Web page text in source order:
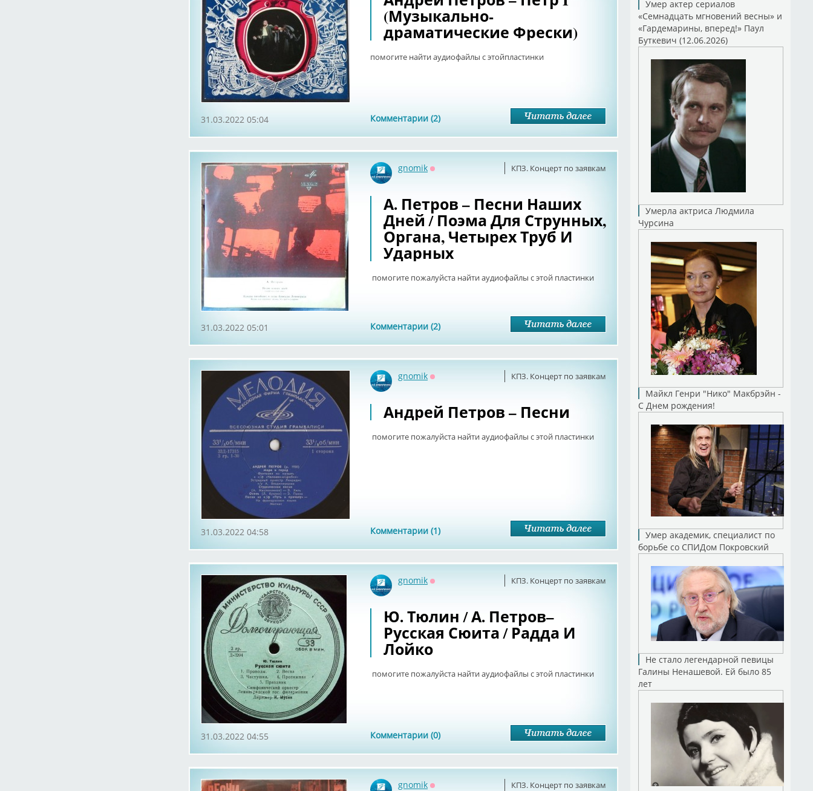
(Музыкально-
драматические Фрески)
помогите найти аудиофайлы с этойпластинки
Комментарии (2)
31.03.2022 05:04
КПЗ. Концерт по заявкам
gnomik
А. Петров – Песни Наших
Дней / Поэма Для Струнных,
Органа, Четырех Труб И
Ударных
помогите пожалуйста найти аудиофайлы с этой пластинки
Комментарии (2)
31.03.2022 05:01
КПЗ. Концерт по заявкам
gnomik
Андрей Петров – Песни
помогите пожалуйста найти аудиофайлы с этой пластинки
Комментарии (1)
31.03.2022 04:58
КПЗ. Концерт по заявкам
gnomik
Ю. Тюлин / А. Петров–
Русская Сюита / Радда И
Лойко
помогите пожалуйста найти аудиофайлы с этой пластинки
Комментарии (0)
31.03.2022 04:55
КПЗ. Концерт по заявкам
gnomik
Умер актер сериалов
«Семнадцать мгновений весны» и
«Гардемарины, вперед!» Паул
Буткевич (12.06.2026)
Умерла актриса Людмила
Чурсина
Майкл Генри "Нико" Макбрэйн -
С Днем рождения!
Умер академик, специалист по
борьбе со СПИДом Покровский
Не стало легендарной певицы
Галины Ненашевой. Ей было 85
лет